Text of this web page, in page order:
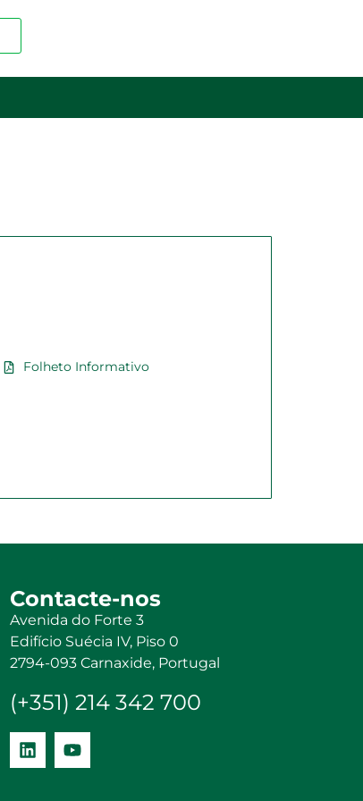
Folheto Informativo
Contacte-nos
Avenida do Forte 3
Edifício Suécia IV, Piso 0
2794-093 Carnaxide, Portugal
(+351) 214 342 700